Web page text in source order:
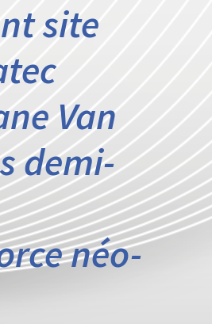
site
Van
demi-
néo-